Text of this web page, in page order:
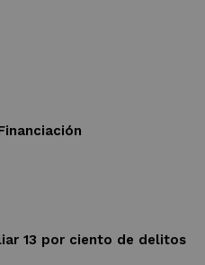
13 por ciento de delitos